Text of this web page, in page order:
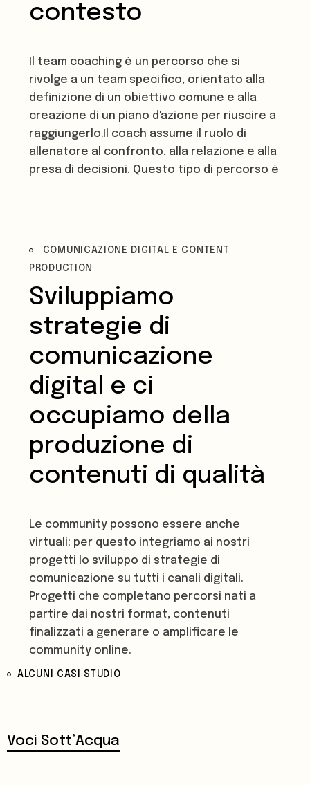
contesto
Il team coaching è un percorso che si
rivolge a un team specifico, orientato alla
definizione di un obiettivo comune e alla
creazione di un piano d'azione per riuscire a
raggiungerlo.Il coach assume il ruolo di
allenatore al confronto, alla relazione e alla
presa di decisioni. Questo tipo di percorso è
anche format e tecniche frutto di anni di
ricerca sul campo nell'ambito dei processi
partecipati.
COMUNICAZIONE DIGITAL E CONTENT
PRODUCTION
Sviluppiamo
strategie di
comunicazione
digital e ci
occupiamo della
produzione di
contenuti di qualità
Le community possono essere anche
virtuali: per questo integriamo ai nostri
progetti lo sviluppo di strategie di
comunicazione su tutti i canali digitali.
Progetti che completano percorsi nati a
partire dai nostri format, contenuti
finalizzati a generare o amplificare le
community online.
strutturiamo strategie alimentate dalla
ALCUNI CASI STUDIO
Voci Sott’Acqua